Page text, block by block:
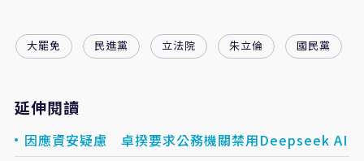
大罷免 民進黨 立法院 朱立倫 國民黨
延伸閱讀
因應資安疑慮 卓揆要求公務機關禁用Deepseek AI